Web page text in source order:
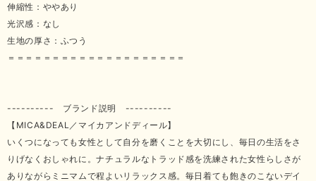
伸縮性：ややあり
光沢感：なし
生地の厚さ：ふつう
＝＝＝＝＝＝＝＝＝＝＝＝＝＝＝＝＝＝＝＝
---------- ブランド説明 ----------
【MICA&DEAL／マイカアンドディール】
いくつになっても女性として自分を磨くことを大切にし、毎日の生活をさ
りげなくおしゃれに。ナチュラルなトラッド感を洗練された女性らしさが
ありながらミニマムで程よいリラックス感。毎日着ても飽きのこないデイ